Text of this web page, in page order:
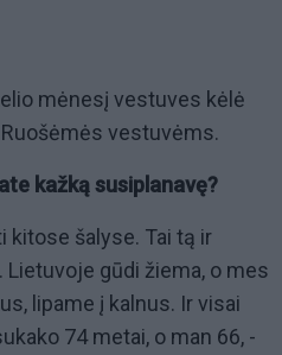
mėnesį vestuves kėlė
vestuvėms.
kažką susiplanavę?
kitose šalyse. Tai tą ir
gūdi žiema, o mes
lipame į kalnus. Ir visai
74 metai, o man 66, -